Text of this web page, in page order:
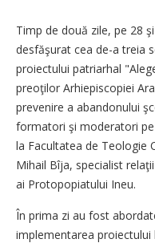
Timp de două zile, pe 28
desfăşurat cea de-a treia
proiectului patriarhal
preoţilor Arhiepiscopiei
prevenire a abandonului
formatori şi moderatori
la Facultatea de Teologie
Mihail Bîja, specialist
ai Protopopiatului Ineu.
În prima zi au fost
implementarea proiectului